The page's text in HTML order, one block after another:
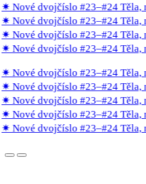
✷ Nové dvojčíslo #23–#24 Těla,
✷ Nové dvojčíslo #23–#24 Těla,
✷ Nové dvojčíslo #23–#24 Těla,
✷ Nové dvojčíslo #23–#24 Těla,
✷ Nové dvojčíslo #23–#24 Těla,
✷ Nové dvojčíslo #23–#24 Těla,
✷ Nové dvojčíslo #23–#24 Těla,
✷ Nové dvojčíslo #23–#24 Těla,
✷ Nové dvojčíslo #23–#24 Těla,